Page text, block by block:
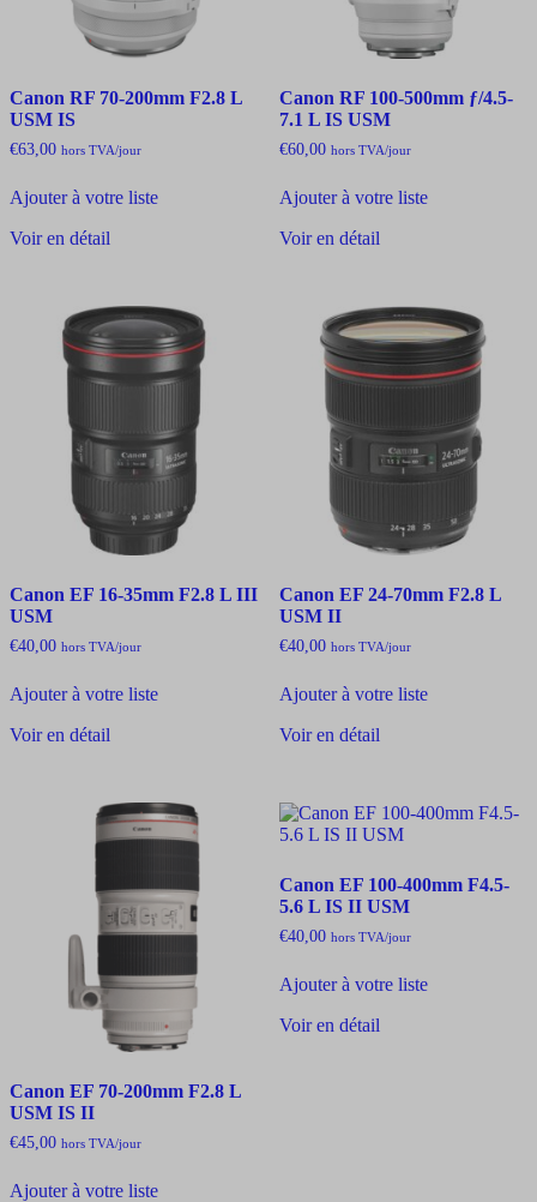
Canon RF 70-200mm F2.8 L
USM IS
€63,00 hors TVA/jour
Ajouter à votre liste
Voir en détail
Canon RF 100-500mm ƒ/4.5-
7.1 L IS USM
€60,00 hors TVA/jour
Ajouter à votre liste
Voir en détail
Canon EF 16-35mm F2.8 L III
USM
€40,00 hors TVA/jour
Ajouter à votre liste
Voir en détail
Canon EF 24-70mm F2.8 L
USM II
€40,00 hors TVA/jour
Ajouter à votre liste
Voir en détail
Canon EF 70-200mm F2.8 L
USM IS II
€45,00 hors TVA/jour
Ajouter à votre liste
Canon EF 100-400mm F4.5-
5.6 L IS II USM
€40,00 hors TVA/jour
Ajouter à votre liste
Voir en détail